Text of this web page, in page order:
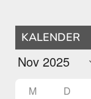
KALENDER
M D